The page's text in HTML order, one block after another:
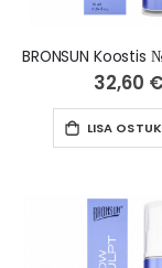
32,60 €
LISA